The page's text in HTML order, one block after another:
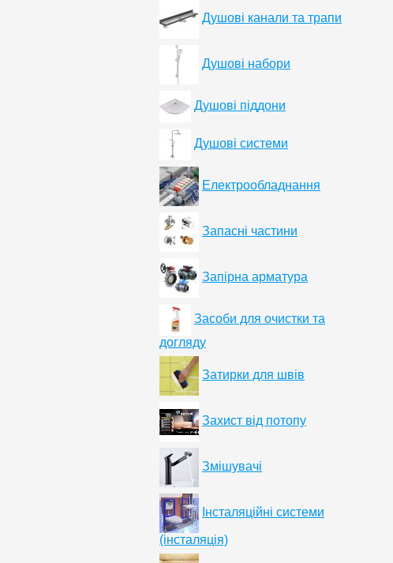
Душові канали та трапи
Душові набори
Душові піддони
Душові системи
Електрообладнання
Запасні частини
Запірна арматура
Засоби для очистки та
догляду
Затирки для швів
Захист від потопу
Змішувачі
Інсталяційні системи
(інсталяція)